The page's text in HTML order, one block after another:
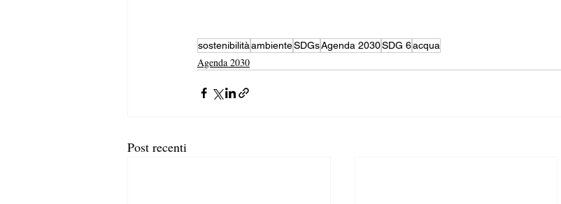
sostenibilitàambienteSDGsAgenda 2030SDG 6acqua
Agenda 2030
Post recenti